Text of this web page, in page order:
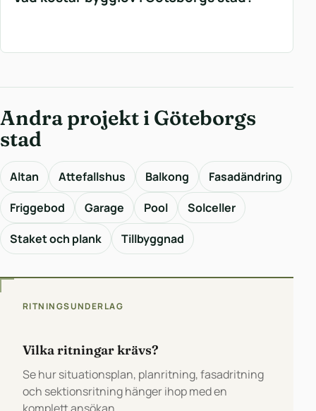
Andra projekt i Göteborgs
stad
Altan Attefallshus Balkong
Fasadändring
Friggebod
Garage Pool
Solceller
Staket och plank
Tillbyggnad
RITNINGSUNDERLAG
Vilka ritningar krävs?
Se hur situationsplan, planritning, fasadritning
och sektionsritning hänger ihop med en
komplett ansökan.